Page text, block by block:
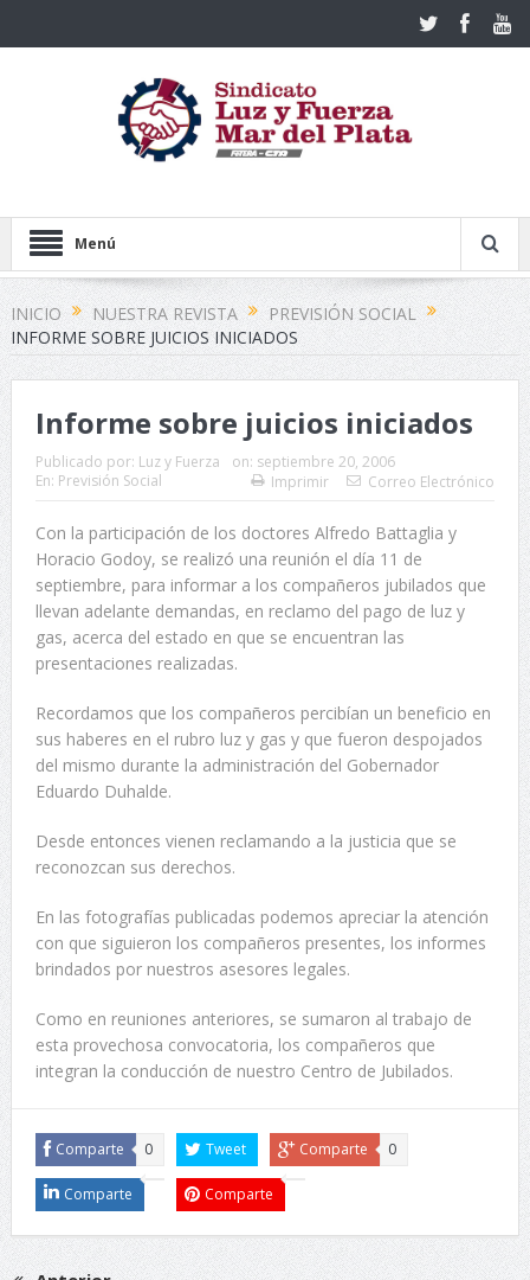
Menú
INICIO NUESTRA REVISTA
PREVISIÓN SOCIAL
INFORME SOBRE JUICIOS INICIADOS
Informe sobre juicios iniciados
Publicado por: Luz y Fuerza on: septiembre 20, 2006
En: Previsión Social Imprimir Correo Electrónico
Con la participación de los doctores Alfredo Battaglia y
Horacio Godoy, se realizó una reunión el día 11 de
septiembre, para informar a los compañeros jubilados que
llevan adelante demandas, en reclamo del pago de luz y
gas, acerca del estado en que se encuentran las
presentaciones realizadas.
Recordamos que los compañeros percibían un beneficio en
sus haberes en el rubro luz y gas y que fueron despojados
del mismo durante la administración del Gobernador
Eduardo Duhalde.
Desde entonces vienen reclamando a la justicia que se
reconozcan sus derechos.
En las fotografías publicadas podemos apreciar la atención
con que siguieron los compañeros presentes, los informes
brindados por nuestros asesores legales.
Como en reuniones anteriores, se sumaron al trabajo de
esta provechosa convocatoria, los compañeros que
integran la conducción de nuestro Centro de Jubilados.
Comparte 0 Tweet Comparte 0
Comparte Comparte